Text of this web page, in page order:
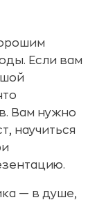
Если вам
Вам нужно
научиться
— в душе,